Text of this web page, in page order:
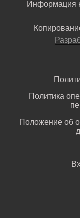
Информация
Политика
Положение об